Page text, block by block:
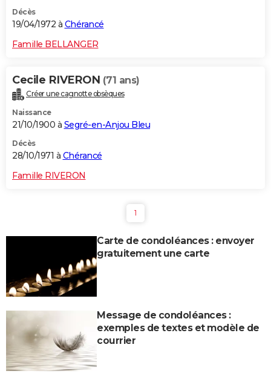
Décès
19/04/1972 à Chérancé
Famille BELLANGER
Cecile RIVERON (71 ans)
Créer une cagnotte obsèques
Naissance
21/10/1900 à Segré-en-Anjou Bleu
Décès
28/10/1971 à Chérancé
Famille RIVERON
1
Carte de condoléances : envoyer
gratuitement une carte
Message de condoléances :
exemples de textes et modèle de
courrier